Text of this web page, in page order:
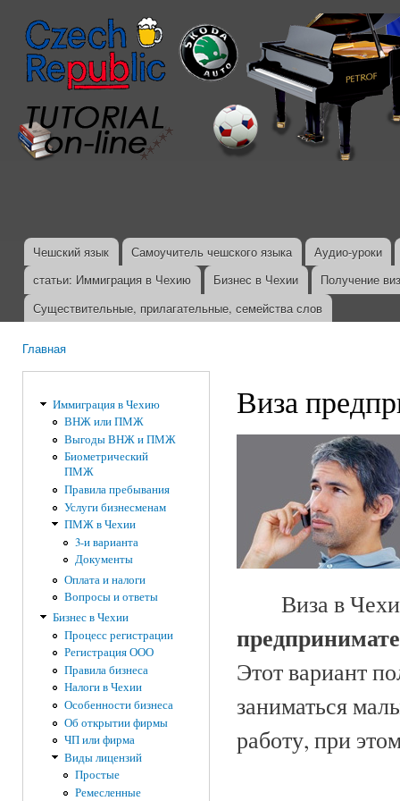
Главное меню
Чешский язык Самоучитель чешского языка
Аудио-уроки
статьи: Иммиграция в Чехию
Бизнес в Чехии
Получение
Существительные, прилагательные, семейства слов
Главная
Иммиграция в Чехию
ВНЖ или ПМЖ
Выгоды ВНЖ и ПМЖ
Биометрический
ПМЖ
Правила пребывания
Услуги бизнесменам
ПМЖ в Чехии
3-и варианта
Документы
Оплата и налоги
Вопросы и ответы
Бизнес в Чехии
Процесс регистрации
Регистрация ООО
Правила бизнеса
Налоги в Чехии
Особенности бизнеса
Об открытии фирмы
ЧП или фирма
Виды лицензий
Простые
Ремесленные
Виза
Виза в
Этот вариант
заниматься
работу, при